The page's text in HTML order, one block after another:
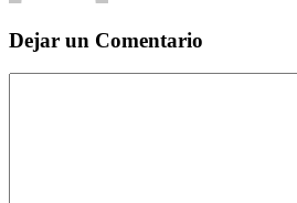
Dejar un Comentario